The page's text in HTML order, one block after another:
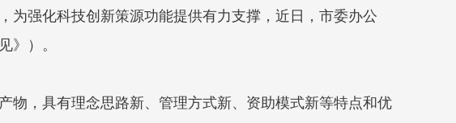
为强化科技创新策源功能提供有力支撑，近日，市委办公
》）。
物，具有理念思路新、管理方式新、资助模式新等特点和优